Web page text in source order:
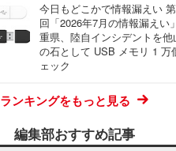
今日もどこかで情報漏えい
回「2026年7月の情報漏えい
重県、陸自インシデントを他
の石として USB メモリ 1 万
ェック
ランキングをもっと見る
編集部おすすめ記事